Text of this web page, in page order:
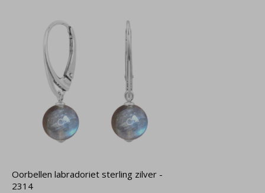
Oorbellen labradoriet sterling zilver -
2314